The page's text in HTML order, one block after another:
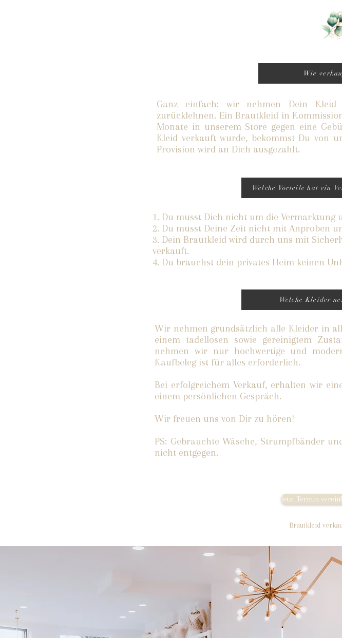
Wie
Ganz einfach: wir nehmen Dein
zurücklehnen. Ein Brautkleid in
Monate in unserem Store gegen eine
Kleid verkauft wurde, bekommst Du von
Provision wird an Dich ausgezahlt.
Welche Vorteile hat ein
1. Du musst Dich nicht um die Vermarktung
2. Du musst Deine Zeit nicht mit Anproben
3. Dein Brautkleid wird durch uns mit
verkauft.​
4. Du brauchst dein privates Heim keinen
Welche Kleider
Wir nehmen grundsätzlich alle Kleider in
einem tadellosen sowie gereinigtem
nehmen wir nur hochwertige und
Kaufbeleg ist für alles erforderlich.
Bei erfolgreichem Verkauf, erhalten wir
einem persönlichen Gespräch.
​Wir freuen uns von Dir zu hören!
PS: Gebrauchte Wäsche, Strumpfbänder
nicht entgegen.
Jetzt Termin
Brautkleid